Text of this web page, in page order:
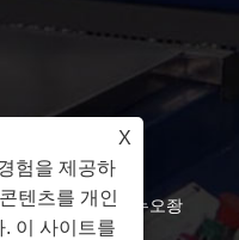
산리허 사무소 누오좡
X
험을 제공하
텐츠를 개인
이 사이트를